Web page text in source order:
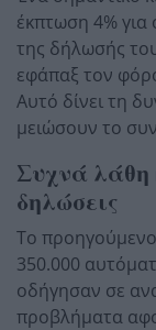
έκπτωση 4%
της δήλωσής
εφάπαξ τον
Αυτό δίνει τη
μειώσουν το
Συχνά
δηλώσεις
Το
350.000
οδήγησαν σε
προβλήματα